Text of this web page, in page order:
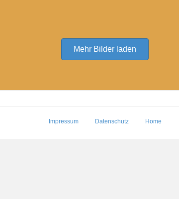
Mehr Bilder laden
Impressum Datenschutz Home